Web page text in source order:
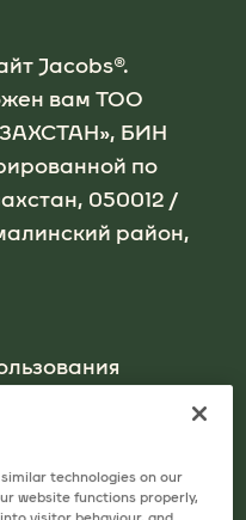
Jacobs®.
вам ТОО
БИН
по
050012 /
район,
применяются ко
и использования
информации,
technologies on our
website functions properly,